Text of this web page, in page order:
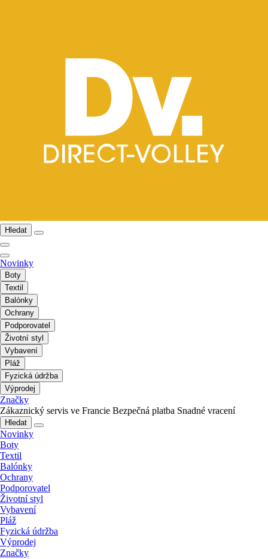
Hledat
Novinky
Boty
Textil
Balónky
Ochrany
Podporovatel
Životní styl
Vybavení
Pláž
Fyzická údržba
Výprodej
Značky
Zákaznický servis ve Francie Bezpečná platba Snadné vracení
Hledat
Novinky
Boty
Textil
Balónky
Ochrany
Podporovatel
Životní styl
Vybavení
Pláž
Fyzická údržba
Výprodej
Značky